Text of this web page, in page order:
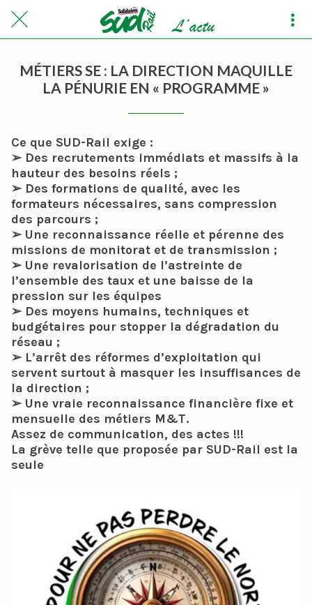
MÉTIERS SE : LA DIRECTION MAQUILLE
LA PÉNURIE EN « PROGRAMME »
Ce que SUD-Rail exige :
➢ Des recrutements immédiats et massifs à la
hauteur des besoins réels ;
➢ Des formations de qualité, avec les
formateurs nécessaires, sans compression
des parcours ;
➢ Une reconnaissance réelle et pérenne des
missions de monitorat et de transmission ;
➢ Une revalorisation de l’astreinte de
l’ensemble des taux et une baisse de la
pression sur les équipes
➢ Des moyens humains, techniques et
budgétaires pour stopper la dégradation du
réseau ;
➢ L’arrêt des réformes d’exploitation qui
servent surtout à masquer les insuffisances de
la direction ;
➢ Une vraie reconnaissance financière fixe et
mensuelle des métiers M&T.
Assez de communication, des actes !!!
La grève telle que proposée par SUD-Rail est la
seule